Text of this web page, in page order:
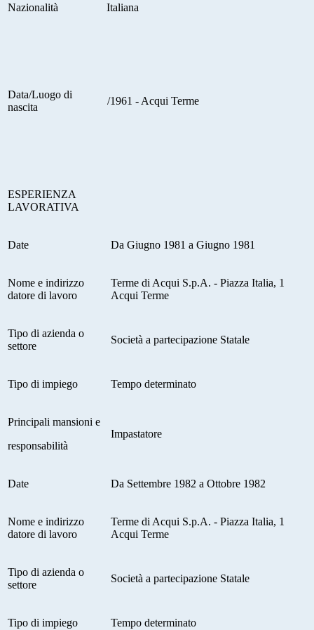
Nazionalità Italiana
Data/Luogo di
nascita
/1961 - Acqui Terme
ESPERIENZA
LAVORATIVA
Date Da Giugno 1981 a Giugno 1981
Nome e indirizzo
datore di lavoro
Terme di Acqui S.p.A. - Piazza Italia, 1
Acqui Terme
Tipo di azienda o
settore
Società a partecipazione Statale
Tipo di impiego Tempo determinato
Principali mansioni e
responsabilità
Impastatore
Date Da Settembre 1982 a Ottobre 1982
Nome e indirizzo
datore di lavoro
Terme di Acqui S.p.A. - Piazza Italia, 1
Acqui Terme
Tipo di azienda o
settore
Società a partecipazione Statale
Tipo di impiego Tempo determinato